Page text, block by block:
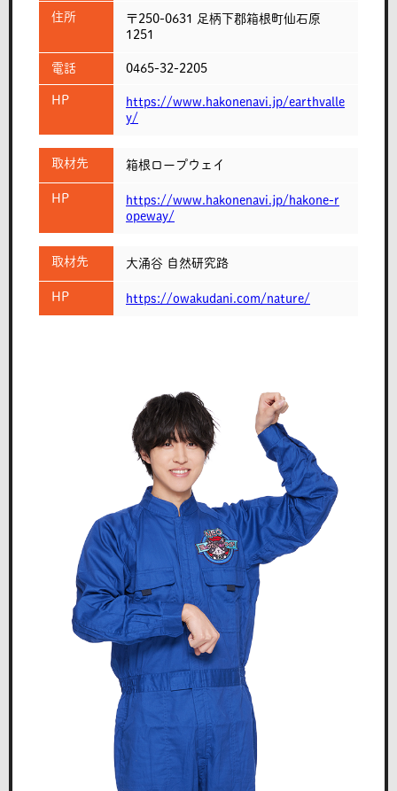
住所
〒250-0631 足柄下郡箱根町仙石原
1251
電話 0465-32-2205
HP
https://www.hakonenavi.jp/earthvalle
y/
取材先 箱根ロープウェイ
HP
https://www.hakonenavi.jp/hakone-r
opeway/
取材先 大涌谷 自然研究路
HP https://owakudani.com/nature/